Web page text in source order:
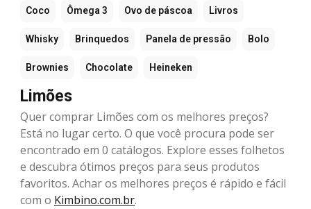
Coco Ômega 3 Ovo de páscoa Livros
Whisky Brinquedos Panela de pressão Bolo
Brownies Chocolate Heineken
Limões
Quer comprar Limões com os melhores preços?
Está no lugar certo. O que você procura pode ser
encontrado em 0 catálogos. Explore esses folhetos
e descubra ótimos preços para seus produtos
favoritos. Achar os melhores preços é rápido e fácil
com o Kimbino.com.br.